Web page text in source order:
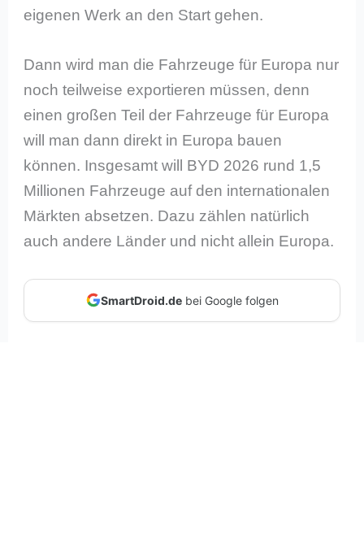
eigenen Werk an den Start gehen.
Dann wird man die Fahrzeuge für Europa nur
noch teilweise exportieren müssen, denn
einen großen Teil der Fahrzeuge für Europa
will man dann direkt in Europa bauen
können. Insgesamt will BYD 2026 rund 1,5
Millionen Fahrzeuge auf den internationalen
Märkten absetzen. Dazu zählen natürlich
auch andere Länder und nicht allein Europa.
SmartDroid.debei Google folgen